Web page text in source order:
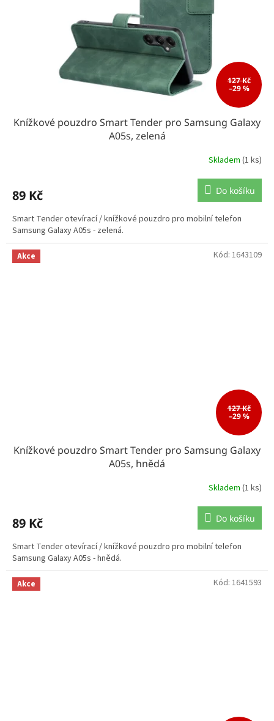
127 Kč
–29 %
Knížkové pouzdro Smart Tender pro Samsung Galaxy
A05s, zelená
Skladem (1 ks)
89 Kč Do košíku
Smart Tender otevírací / knížkové pouzdro pro mobilní telefon
Samsung Galaxy A05s - zelená.
Akce
127 Kč
–29 %
Knížkové pouzdro Smart Tender pro Samsung Galaxy
A05s, hnědá
Skladem (1 ks)
89 Kč Do košíku
Smart Tender otevírací / knížkové pouzdro pro mobilní telefon
Samsung Galaxy A05s - hnědá.
Kód: 1643109
Akce Kód: 1641593